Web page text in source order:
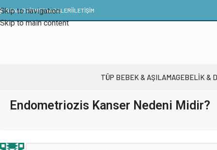
Skip to navigation
Skip to main content
BANA DAİRMEDYAGALERIİLETIŞIM
TÜP BEBEK & AŞILAMAGEBELIK &
Endometriozis Kanser Nedeni Midir?